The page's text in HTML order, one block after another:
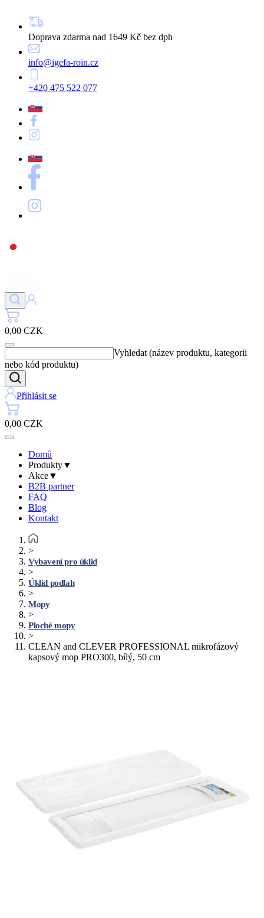
Doprava zdarma nad 1649 Kč bez dph
info@igefa-roin.cz
+420 475 522 077
0,00 CZK
Vyhledat (název produktu, kategorii
nebo kód produktu)
Přihlásit se
0,00 CZK
Domů
Produkty▼
Akce▼
B2B partner
FAQ
Blog
Kontakt
>
Vybavení pro úklid
>
Úklid podlah
>
Mopy
>
Ploché mopy
>
CLEAN and CLEVER PROFESSIONAL mikrofázový
kapsový mop PRO300, bílý, 50 cm